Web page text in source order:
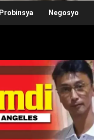
Probinsya Negosyo